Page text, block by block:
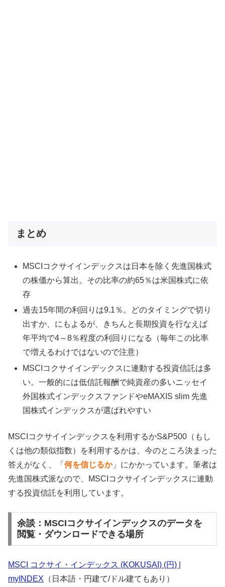
まとめ
MSCIコクサイインデックスは日本を除く先進国株式
の株価から算出。その比率の約65％は米国株式に依
存
過去15年間の利回りは9.1％。どのタイミングで切り
出すか、にもよるが、きちんと長期投資を行なえば
年平均で4～8％程度の利回りになる（毎年この比率
で増えるわけではないので注意）
MSCIコクサイインデックスに連動する投資信託は多
い。一般的には低信託報酬で純資産の多いニッセイ
外国株式インデックスファンドやeMAXIS slim 先進
国株式インデックスが選ばれやすい
MSCIコクサイインデックスを利用するかS&P500（もし
くは他の類似指数）を利用するかは、今のところ決まった
答えがなく、「 何を信じるか」にかかっています。筆者は
先進国株式派なので、MSCIコクサイインデックスに連動
する投資信託を利用しています。
余談：MSCIコクサイインデックスのデータを
閲覧・ダウンロードできる場所
MSCI コクサイ・インデックス (KOKUSAI) (円) |
myINDEX （日本語・円建て/ドル建てもあり）